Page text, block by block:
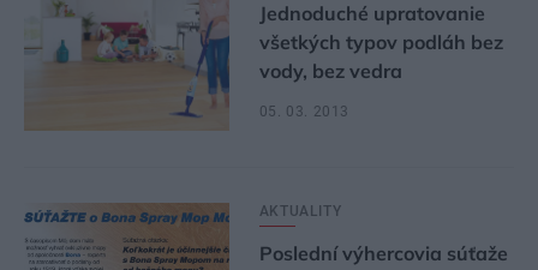
Jednoduché upratovanie
všetkých typov podláh bez
vody, bez vedra
05. 03. 2013
AKTUALITY
Poslední výhercovia súťaže